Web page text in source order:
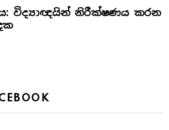
විද්‍යාඥයින් නිරීක්ෂණය කරන